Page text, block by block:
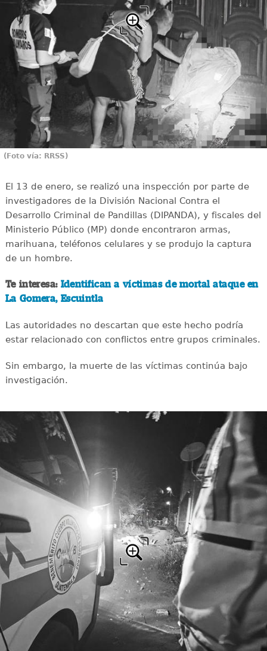
(Foto vía: RRSS)
El 13 de enero, se realizó una inspección por parte de
investigadores de la División Nacional Contra el
Desarrollo Criminal de Pandillas (DIPANDA), y fiscales del
Ministerio Público (MP) donde encontraron armas,
marihuana, teléfonos celulares y se produjo la captura
de un hombre.
Te interesa: Identifican a víctimas de mortal ataque en
La Gomera, Escuintla
Las autoridades no descartan que este hecho podría
estar relacionado con conflictos entre grupos criminales.
Sin embargo, la muerte de las víctimas continúa bajo
investigación.